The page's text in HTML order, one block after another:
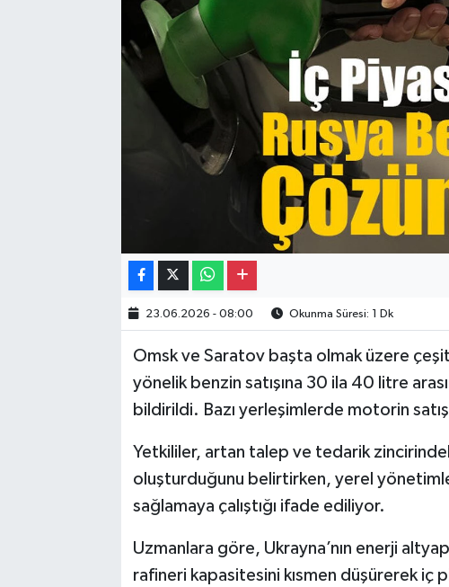
23.06.2026 - 08:00 Okunma Süresi: 1 Dk
Omsk ve Saratov başta olmak üzere
yönelik benzin satışına 30 ila 40 litre
bildirildi. Bazı yerleşimlerde motorin
Yetkililer, artan talep ve tedarik
oluşturduğunu belirtirken, yerel
sağlamaya çalıştığı ifade ediliyor.
Uzmanlara göre, Ukrayna’nın enerji
rafineri kapasitesini kısmen düşürerek iç